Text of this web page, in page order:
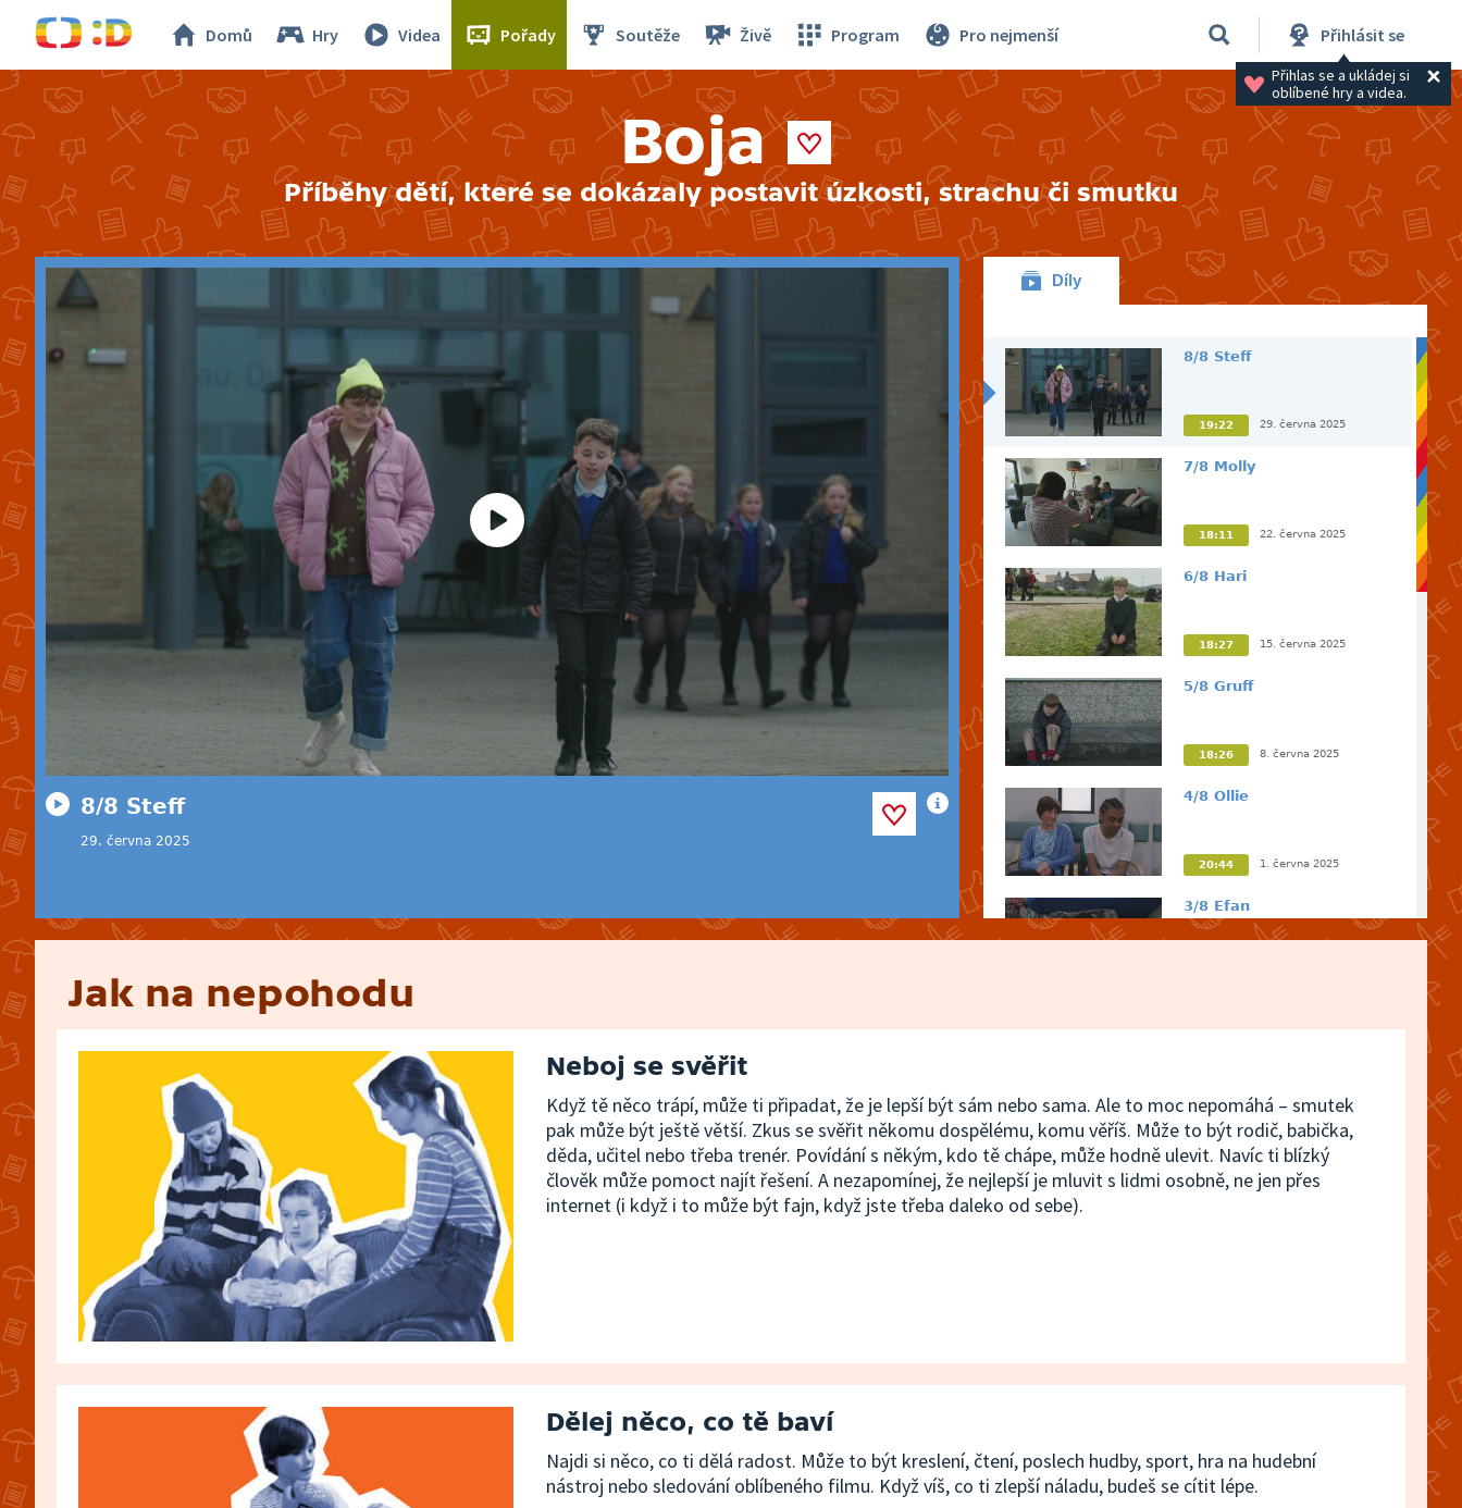
Domů Hry Videa Pořady Soutěže Živě Program Pro nejmenší Přihlásit se
Přihlas se a ukládej si
oblíbené hry a videa.
Boja
Příběhy dětí, které se dokázaly postavit úzkosti, strachu či smutku
8/8 Steff
29. června 2025
Díly
8/8 Steff
19:22 29. června 2025
7/8 Molly
18:11 22. června 2025
6/8 Hari
18:27 15. června 2025
5/8 Gruff
18:26 8. června 2025
4/8 Ollie
20:44 1. června 2025
3/8 Efan
1/8 Gaia
18:38 11. května 2025
6/8 Seren
Jak na nepohodu
Neboj se svěřit
Když tě něco trápí, může ti připadat, že je lepší být sám nebo sama. Ale to moc nepomáhá – smutek
pak může být ještě větší. Zkus se svěřit někomu dospělému, komu věříš. Může to být rodič, babička,
děda, učitel nebo třeba trenér. Povídání s někým, kdo tě chápe, může hodně ulevit. Navíc ti blízký
člověk může pomoct najít řešení. A nezapomínej, že nejlepší je mluvit s lidmi osobně, ne jen přes
internet (i když i to může být fajn, když jste třeba daleko od sebe).
Dělej něco, co tě baví
Najdi si něco, co ti dělá radost. Může to být kreslení, čtení, poslech hudby, sport, hra na hudební
nástroj nebo sledování oblíbeného filmu. Když víš, co ti zlepší náladu, budeš se cítit lépe.